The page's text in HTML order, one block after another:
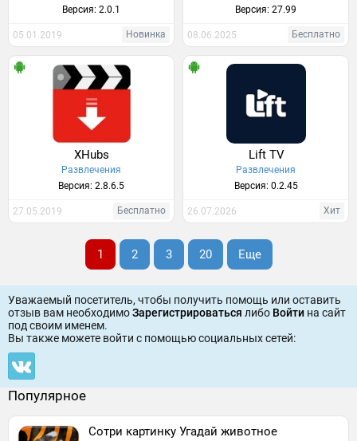
Версия: 2.0.1
05.01.2019 Новинка
Версия: 27.99
08.06.2025 Бесплатно
XHubs
Развлечения
Версия: 2.8.6.5
27.05.2019 Бесплатно
Lift TV
Развлечения
Версия: 0.2.45
26.07.2026 Хит
1 2 3 20 Еще
Уважаемый посетитель, чтобы получить помощь или оставить
отзыв вам необходимоЗарегистрироваться либо Войти на сайт
под своим именем.
Вы также можете войти c помощью социальных сетей:
Популярное
Сотри картинку Угадай животное